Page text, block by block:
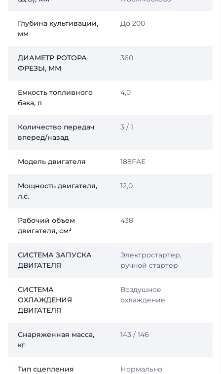
Глубина культивации,
мм
До 200
ДИАМЕТР РОТОРА
ФРЕЗЫ, ММ
360
Емкость топливного
бака, л
4,0
Количество передач
вперед/назад
3 / 1
Модель двигателя 188FАЕ
Мощность двигателя,
л.с.
12,0
Рабочий объем
двигателя, см³
438
СИСТЕМА ЗАПУСКА
ДВИГАТЕЛЯ
Электростартер,
ручной стартер
СИСТЕМА
ОХЛАЖДЕНИЯ
ДВИГАТЕЛЯ
Воздушное
охлаждение
Снаряженная масса,
кг
143 / 146
Тип сцепления
Нормально